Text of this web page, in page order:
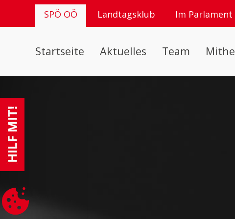
SPÖ OÖ Landtagsklub Im Parlament
Startseite Aktuelles Team